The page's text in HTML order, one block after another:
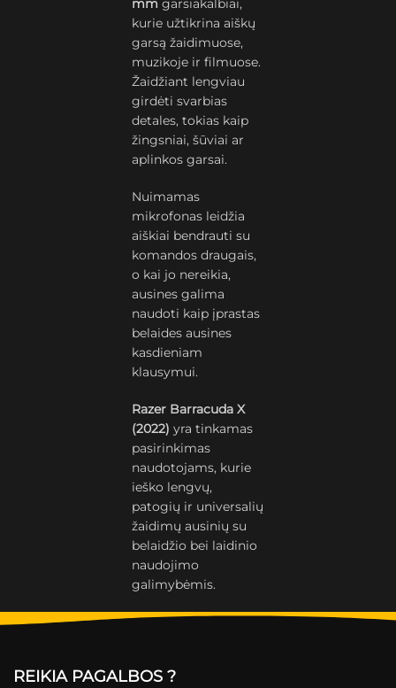
mm garsiakalbiai,
kurie užtikrina aiškų
garsą žaidimuose,
muzikoje ir filmuose.
Žaidžiant lengviau
girdėti svarbias
detales, tokias kaip
žingsniai, šūviai ar
aplinkos garsai.
Nuimamas
mikrofonas leidžia
aiškiai bendrauti su
komandos draugais,
o kai jo nereikia,
ausines galima
naudoti kaip įprastas
belaides ausines
kasdieniam
klausymui.
Razer Barracuda X
(2022) yra tinkamas
pasirinkimas
naudotojams, kurie
ieško lengvų,
patogių ir universalių
žaidimų ausinių su
belaidžio bei laidinio
naudojimo
galimybėmis.
REIKIA PAGALBOS ?